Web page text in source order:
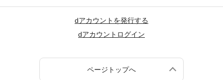
dアカウントを発行する
dアカウントログイン
ページトップへ